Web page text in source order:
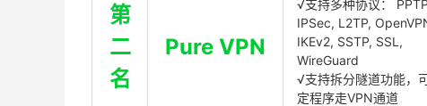
第
二
名
Pure VPN
√支持多种协议：
IPSec, L2TP,
IKEv2, SSTP, SSL,
WireGuard
√支持拆分隧道功能，
定程序走VPN通道